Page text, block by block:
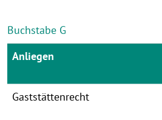
Buchstabe G
Anliegen
Gaststättenrecht